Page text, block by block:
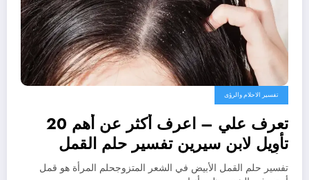
تفسير الاحلام والرؤى
تعرف علي – اعرف أكثر عن أهم 20
تأويل لابن سيرين تفسير حلم القمل
الأبيض في الشعر للمتزوجة – بالتفصيل
تفسير حلم القمل الأبيض في الشعر المتزوجحلم المرأة هو قمل